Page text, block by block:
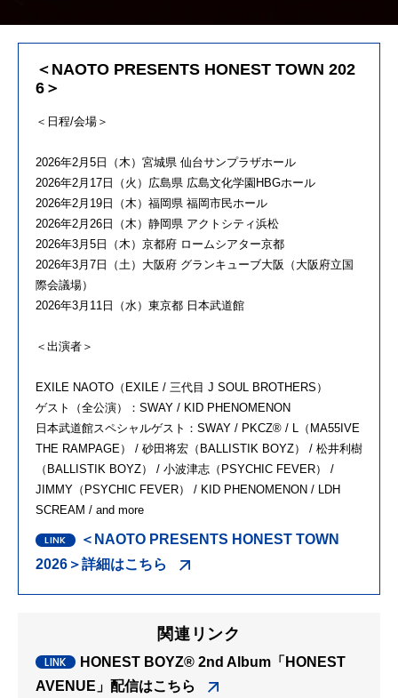
＜NAOTO PRESENTS HONEST TOWN 202
6＞
＜日程/会場＞
2026年2月5日（木）宮城県 仙台サンプラザホール
2026年2月17日（火）広島県 広島文化学園HBGホール
2026年2月19日（木）福岡県 福岡市民ホール
2026年2月26日（木）静岡県 アクトシティ浜松
2026年3月5日（木）京都府 ロームシアター京都
2026年3月7日（土）大阪府 グランキューブ大阪（大阪府立国
際会議場）
2026年3月11日（水）東京都 日本武道館
＜出演者＞
EXILE NAOTO（EXILE / 三代目 J SOUL BROTHERS）
ゲスト（全公演）：SWAY / KID PHENOMENON
日本武道館スペシャルゲスト：SWAY / PKCZ® / L（MA55IVE
THE RAMPAGE） / 砂田将宏（BALLISTIK BOYZ） / 松井利樹
（BALLISTIK BOYZ） / 小波津志（PSYCHIC FEVER） /
JIMMY（PSYCHIC FEVER） / KID PHENOMENON / LDH
SCREAM / and more
＜NAOTO PRESENTS HONEST TOWN
2026＞詳細はこちら
関連リンク
HONEST BOYZ®︎ 2nd Album「HONEST
AVENUE」配信はこちら